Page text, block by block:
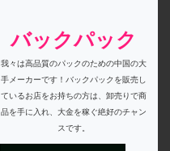
バックパック
我々は高品質のパックのための中国の大
手メーカーです！バックパックを販売し
ているお店をお持ちの方は、卸売りで商
品を手に入れ、大金を稼ぐ絶好のチャン
スです。